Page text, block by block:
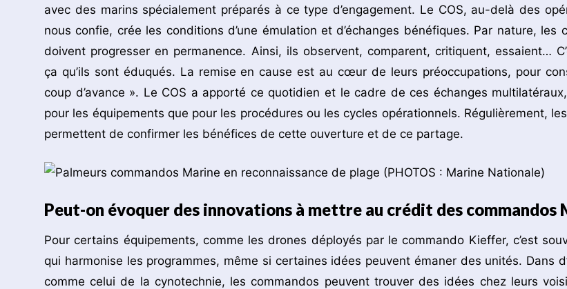
avec des marins spécialement préparés à ce type d’engagement. Le COS, au-delà des
nous confie, crée les conditions d’une émulation et d’échanges bénéfiques. Par nature, les
doivent progresser en permanence. Ainsi, ils observent, comparent, critiquent, essaient…
ça qu’ils sont éduqués. La remise en cause est au cœur de leurs préoccupations, pour
coup d’avance ». Le COS a apporté ce quotidien et le cadre de ces échanges
pour les équipements que pour les procédures ou les cycles opérationnels. Régulièrement,
permettent de confirmer les bénéfices de cette ouverture et de ce partage.
Peut-on évoquer des innovations à mettre au crédit des commandos
Pour certains équipements, comme les drones déployés par le commando Kieffer, c’est
qui harmonise les programmes, même si certaines idées peuvent émaner des unités. Dans
comme celui de la cynotechnie, les commandos peuvent trouver des idées chez leurs